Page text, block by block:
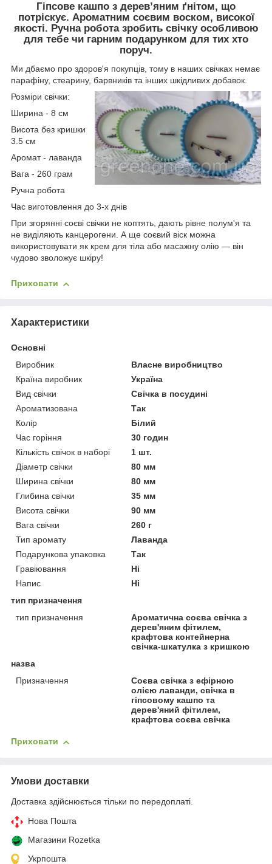
Гіпсове кашпо з дерев’яним ґнітом, що
потріскує. Ароматним соєвим воском, високої
якості. Ручна робота зробить свічку особливою
для тебе чи гарним подарунком для тих хто
поруч.
Ми дбаємо про здоров'я покупців, тому в наших свічках немає
парафіну, стеарину, барвників та інших шкідливих добавок.
Розміри свічки:
Ширина - 8 см
Висота без кришки
3.5 см
Аромат - лаванда
Вага - 260 грам
Ручна робота
Час виготовлення до 3-х днів
При згорянні соєві свічки не коптять, дають рівне полум'я та
не виділяють канцерогени. А ще соєвий віск можна
використовувати як крем для тіла або масажну олію — він
чудово зволожує шкіру!
Приховати
Характеристики
Основні
Виробник
Власне виробництво
Країна виробник
Україна
Вид свічки
Свічка в посудині
Ароматизована
Так
Колір
Білий
Час горіння
30 годин
Кількість свічок в наборі
1 шт.
Діаметр свічки
80 мм
Ширина свічки
80 мм
Глибина свічки
35 мм
Висота свічки
90 мм
Вага свічки
260 г
Тип аромату
Лаванда
Подарункова упаковка
Так
Гравіювання
Ні
Напис
Ні
тип призначення
тип призначення
Ароматична соєва свічка з
дерев'яним фітилем,
крафтова контейнерна
свічка-шкатулка з кришкою
назва
Призначення
Соєва свічка з ефірною
олією лаванди, свічка в
гіпсовому кашпо та
дерев'яний фітилем,
крафтова соєва свічка
Приховати
Умови доставки
Доставка здійснюється тільки по передоплаті.
Нова Пошта
Магазини Rozetka
Укрпошта